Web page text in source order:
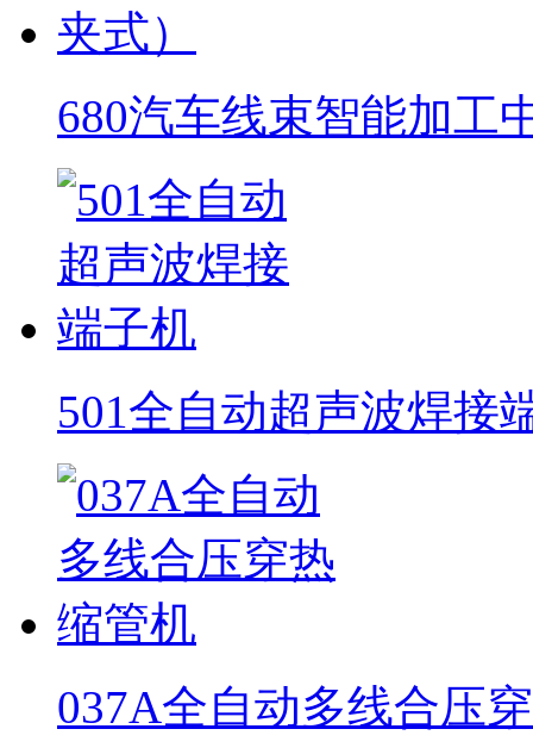
680汽车线束智能加工
501全自动超声波焊接
037A全自动多线合压